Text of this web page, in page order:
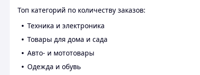
Топ категорий по количеству заказов:
Техника и электроника
Товары для дома и сада
Авто- и мототовары
Одежда и обувь